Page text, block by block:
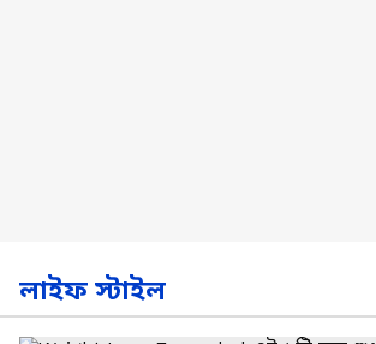
লাইফ স্টাইল